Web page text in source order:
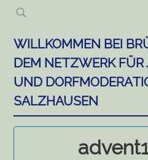
Skip
content
WILLKOMMEN BEI
DEM NETZWERK
UND
SALZHAUSEN